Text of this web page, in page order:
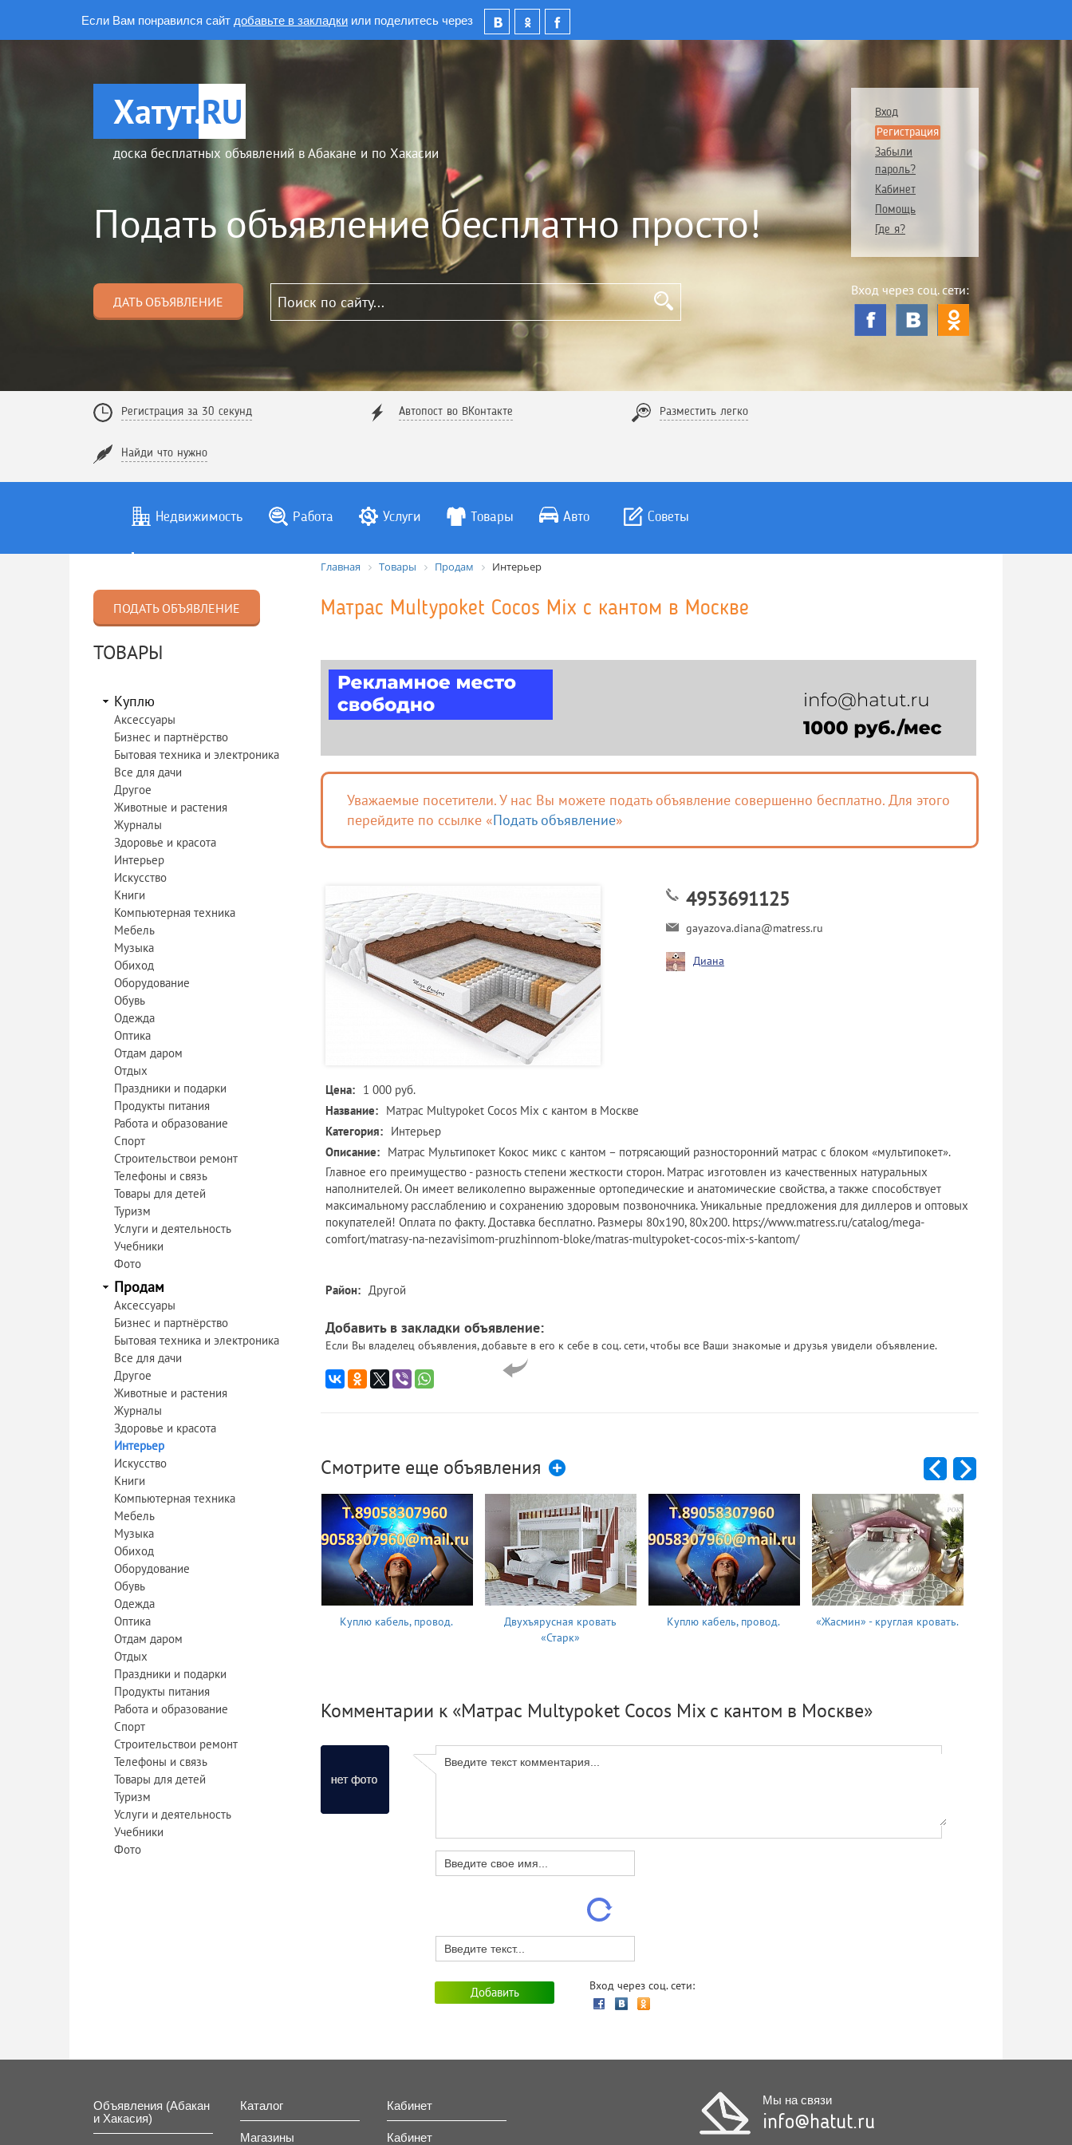
Если Вам понравился сайт добавьте в закладки или поделитесь через
Хатут.RU
доска бесплатных объявлений в Абакане и по Хакасии
Подать объявление бесплатно просто!
ДАТЬ ОБЪЯВЛЕНИЕ
Вход
Регистрация
Забыли
пароль?
Кабинет
Помощь
Где я?
Вход через соц. сети:
Регистрация за 30 секунд Автопост во ВКонтакте Разместить легко
Найди что нужно
Недвижимость Работа Услуги Товары Авто Советы
ПОДАТЬ ОБЪЯВЛЕНИЕ
ТОВАРЫ
Куплю
Аксессуары
Бизнес и партнёрство
Бытовая техника и электроника
Все для дачи
Другое
Животные и растения
Журналы
Здоровье и красота
Интерьер
Искусство
Книги
Компьютерная техника
Мебель
Музыка
Обиход
Оборудование
Обувь
Одежда
Оптика
Отдам даром
Отдых
Праздники и подарки
Продукты питания
Работа и образование
Спорт
Строительствои ремонт
Телефоны и связь
Товары для детей
Туризм
Услуги и деятельность
Учебники
Фото
Продам
Аксессуары
Бизнес и партнёрство
Бытовая техника и электроника
Все для дачи
Другое
Животные и растения
Журналы
Здоровье и красота
Интерьер
Искусство
Книги
Компьютерная техника
Мебель
Музыка
Обиход
Оборудование
Обувь
Одежда
Оптика
Отдам даром
Отдых
Праздники и подарки
Продукты питания
Работа и образование
Спорт
Строительствои ремонт
Телефоны и связь
Товары для детей
Туризм
Услуги и деятельность
Учебники
Фото
Главная Товары Продам Интерьер
Матрас Multypoket Cocos Mix с кантом в Москве
Уважаемые посетители. У нас Вы можете подать объявление совершенно бесплатно. Для этого
перейдите по ссылке «Подать объявление»
4953691125
gayazova.diana@matress.ru
Диана
Цена: 1 000 руб.
Название: Матрас Multypoket Cocos Mix с кантом в Москве
Категория: Интерьер
Описание: Матрас Мультипокет Кокос микс с кантом – потрясающий разносторонний матрас с блоком «мультипокет».
Главное его преимущество - разность степени жесткости сторон. Матрас изготовлен из качественных натуральных
наполнителей. Он имеет великолепно выраженные ортопедические и анатомические свойства, а также способствует
максимальному расслаблению и сохранению здоровым позвоночника. Уникальные предложения для диллеров и оптовых
покупателей! Оплата по факту. Доставка бесплатно. Размеры 80х190, 80х200. https://www.matress.ru/catalog/mega-
comfort/matrasy-na-nezavisimom-pruzhinnom-bloke/matras-multypoket-cocos-mix-s-kantom/
Район: Другой
Добавить в закладки объявление:
Если Вы владелец объявления, добавьте в его к себе в соц. сети, чтобы все Ваши знакомые и друзья увидели объявление.
Смотрите еще объявления
Куплю кабель, провод.
Двухъярусная кровать
«Старк»
Куплю кабель, провод. «Жасмин» - круглая кровать.
Комментарии к «Матрас Multypoket Cocos Mix с кантом в Москве»
Вход через соц. сети:
Объявления (Абакан
и Хакасия)
Каталог
Магазины
Кабинет
Кабинет
Мы на связи
info@hatut.ru